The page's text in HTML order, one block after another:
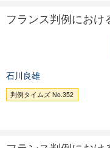
フランス判例におけ
石川良雄
判例タイムズ No.352